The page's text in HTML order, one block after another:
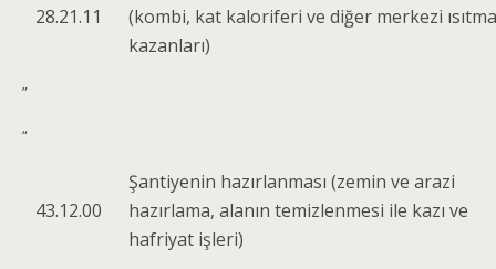
28.21.11
(kombi, kat kaloriferi ve diğer merkezi ısıtma
kazanları)
”
“
43.12.00
Şantiyenin hazırlanması (zemin ve arazi
hazırlama, alanın temizlenmesi ile kazı ve
hafriyat işleri)